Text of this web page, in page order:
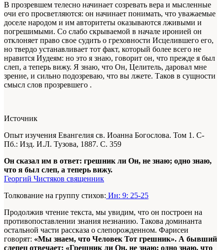
В прозревшем телесно начинает созревать вера и мысленные
очи его просветляются: он начинает понимать, что уважаемые
доселе народом и им авторитеты оказываются лживыми и
погрешимыми. Со слабо скрываемой в начале иронией он
отклоняет право свое судить о греховности Исцелившего его,
но твердо устанавливает тот факт, который более всего не
нравится Иудеям: но это я знаю, говорит он, что прежде я был
слеп, а теперь вижу. Я знаю, что Он, Целитель, даровал мне
зрение, и сильно подозреваю, что вы лжете. Таков в сущности
смысл слов прозревшего .
Источник
Опыт изучения Евангелия св. Иоанна Богослова. Том 1. С-
Пб.: Изд. И.Л. Тузова, 1887. С. 359
Он сказал им в ответ: грешник ли Он, не знаю; одно знаю,
что я был слеп, а теперь вижу.
Георгий Чистяков священник
Толкование на группу стихов: Ин: 9: 25-25
Продолжив чтение текста, мы увидим, что он построен на
противопоставлении знания незнанию. Такова доминанта
остальной части рассказа о слепорожденном. Фарисеи
говорят: «Мы знаем, что Человек Тот грешник». А бывший
слепец отвечает: «Грешник ли Он, не знаю; одно знаю, что